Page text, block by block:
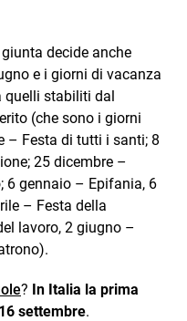
decide anche
e i giorni di vacanza
quelli stabiliti dal
(che sono i giorni
– Festa di tutti i santi; 8
25 dicembre –
6 gennaio – Epifania, 6
– Festa della
lavoro, 2 giugno –
? In Italia la prima
settembre.